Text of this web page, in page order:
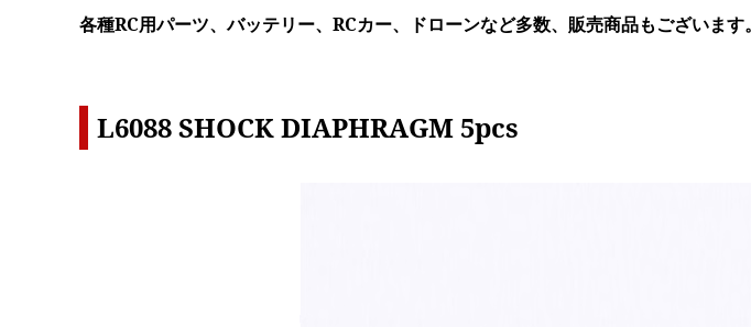
各種RC用パーツ、バッテリー、RCカー、ドローンなど多数、販売商品もございます。
L6088 SHOCK DIAPHRAGM 5pcs